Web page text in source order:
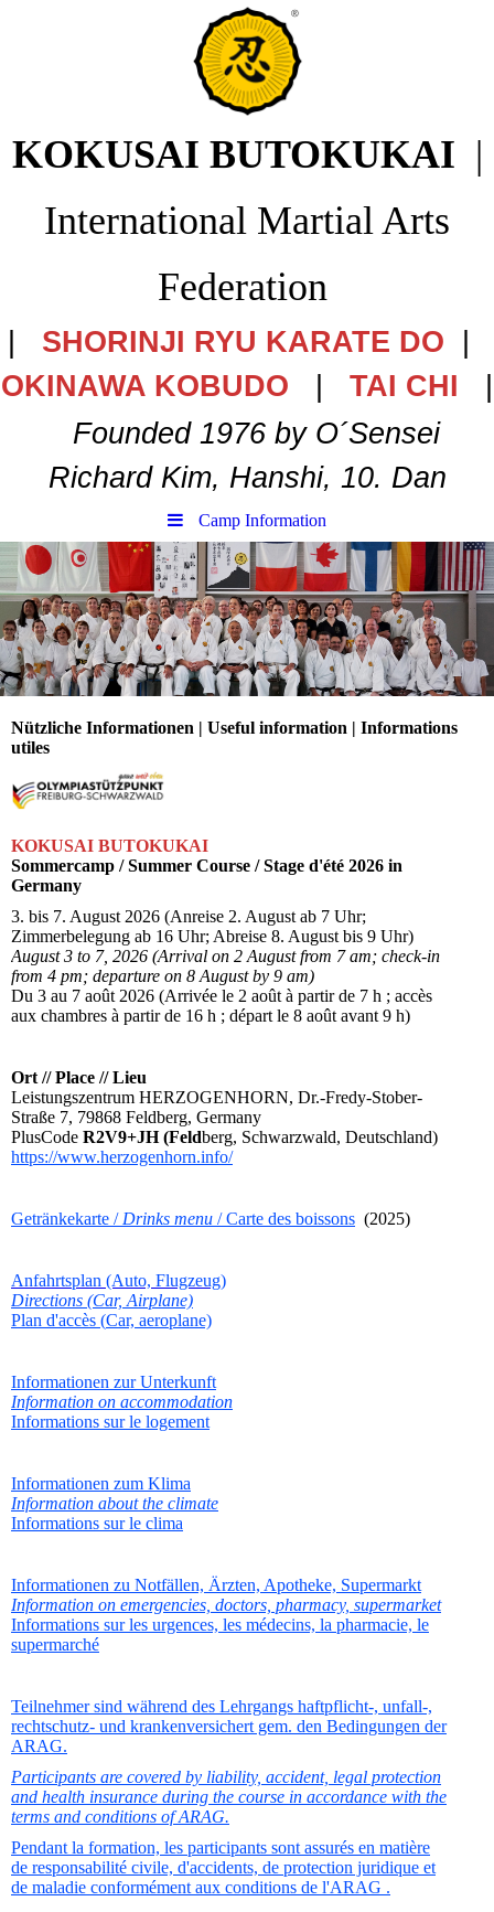
KOKUSAI BUTOKUKAI |
International Martial Arts
Federation
SHORINJI RYU KARATE DO
OKINAWA KOBUDO
TAI CHI
Founded 1976 by O´Sensei
Richard Kim, Hanshi, 10. Dan
Camp Information
Nützliche Informationen | Useful information | Informations
utiles
KOKUSAI BUTOKUKAI
Sommercamp / Summer Course / Stage d'été 2026 in
Germany
3. bis 7. August 2026 (Anreise 2. August ab 7 Uhr;
Zimmerbelegung ab 16 Uhr; Abreise 8. August bis 9 Uhr)
August 3 to 7, 2026 (Arrival on 2 August from 7 am; check-in
from 4 pm; departure on 8 August by 9 am)
Du 3 au 7 août 2026 (Arrivée le 2 août à partir de 7 h ; accès
aux chambres à partir de 16 h ; départ le 8 août avant 9 h)
Ort // Place // Lieu
Leistungszentrum HERZOGENHORN, Dr.-Fredy-Stober-
Straße 7, 79868 Feldberg, Germany
PlusCode R2V9+JH (Feldberg, Schwarzwald, Deutschland)
https://www.herzogenhorn.info/
Getränkekarte / Drinks menu / Carte des boissons (2025)
Anfahrtsplan (Auto, Flugzeug)
Directions (Car, Airplane)
Plan d'accès (Car, aeroplane)
Informationen zur Unterkunft
Information on accommodation
Informations sur le logement
Informationen zum Klima
Information about the climate
Informations sur le clima
Informationen zu Notfällen, Ärzten, Apotheke, Supermarkt
Information on emergencies, doctors, pharmacy, supermarket
Informations sur les urgences, les médecins, la pharmacie, le
supermarché
Teilnehmer sind während des Lehrgangs haftpflicht-, unfall-,
rechtschutz- und krankenversichert gem. den Bedingungen der
ARAG.
Participants are covered by liability, accident, legal protection
and health insurance during the course in accordance with the
terms and conditions of ARAG.
Pendant la formation, les participants sont assurés en matière
de responsabilité civile, d'accidents, de protection juridique et
de maladie conformément aux conditions de l'ARAG .